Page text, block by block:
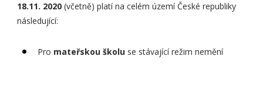
18.11. 2020(včetně) platí na celém území České republiky
následující:
Pro mateřskou školu se stávající režim nemění